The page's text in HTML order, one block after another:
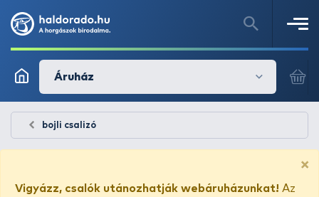
Áruház
bojli csalizó
×
Vigyázz, csalók utánozhatják webáruházunkat! Az